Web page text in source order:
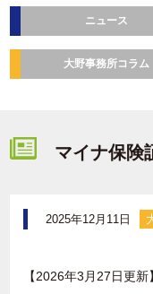
ニュース
大野事務所コラム
マイナ保険
2025年12月11日
【2026年3月27日更新